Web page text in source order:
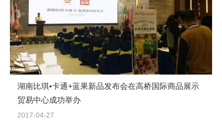
湖南比琪•卡通+蓝果新品发布会在高桥国际商品展示
贸易中心成功举办
2017-04-27